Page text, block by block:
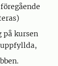
kursen